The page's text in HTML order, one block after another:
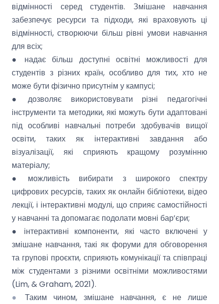
відмінності серед студентів. Змішане навчання
забезпечує ресурси та підходи, які враховують ці
відмінності, створюючи більш рівні умови навчання
для всіх;
● надає більш доступні освітні можливості для
студентів з різних країн, особливо для тих, хто не
може бути фізично присутнім у кампусі;
● дозволяє використовувати різні педагогічні
інструменти та методики, які можуть бути адаптовані
під особливі навчальні потреби здобувачів вищої
освіти, таких як інтерактивні завдання або
візуалізації, які сприяють кращому розумінню
матеріалу;
● можливість вибирати з широкого спектру
цифрових ресурсів, таких як онлайн бібліотеки, відео
лекції, і інтерактивні модулі, що сприяє самостійності
у навчанні та допомагає подолати мовні бар’єри;
● інтерактивні компоненти, які часто включені у
змішане навчання, такі як форуми для обговорення
та групові проєкти, сприяють комунікації та співпраці
між студентами з різними освітніми можливостями
(Lim, & Graham, 2021).
● Таким чином, змішане навчання, є не лише